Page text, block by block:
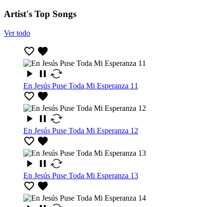
Artist's Top Songs
Ver todo
En Jesús Puse Toda Mi Esperanza 11
En Jesús Puse Toda Mi Esperanza 12
En Jesús Puse Toda Mi Esperanza 13